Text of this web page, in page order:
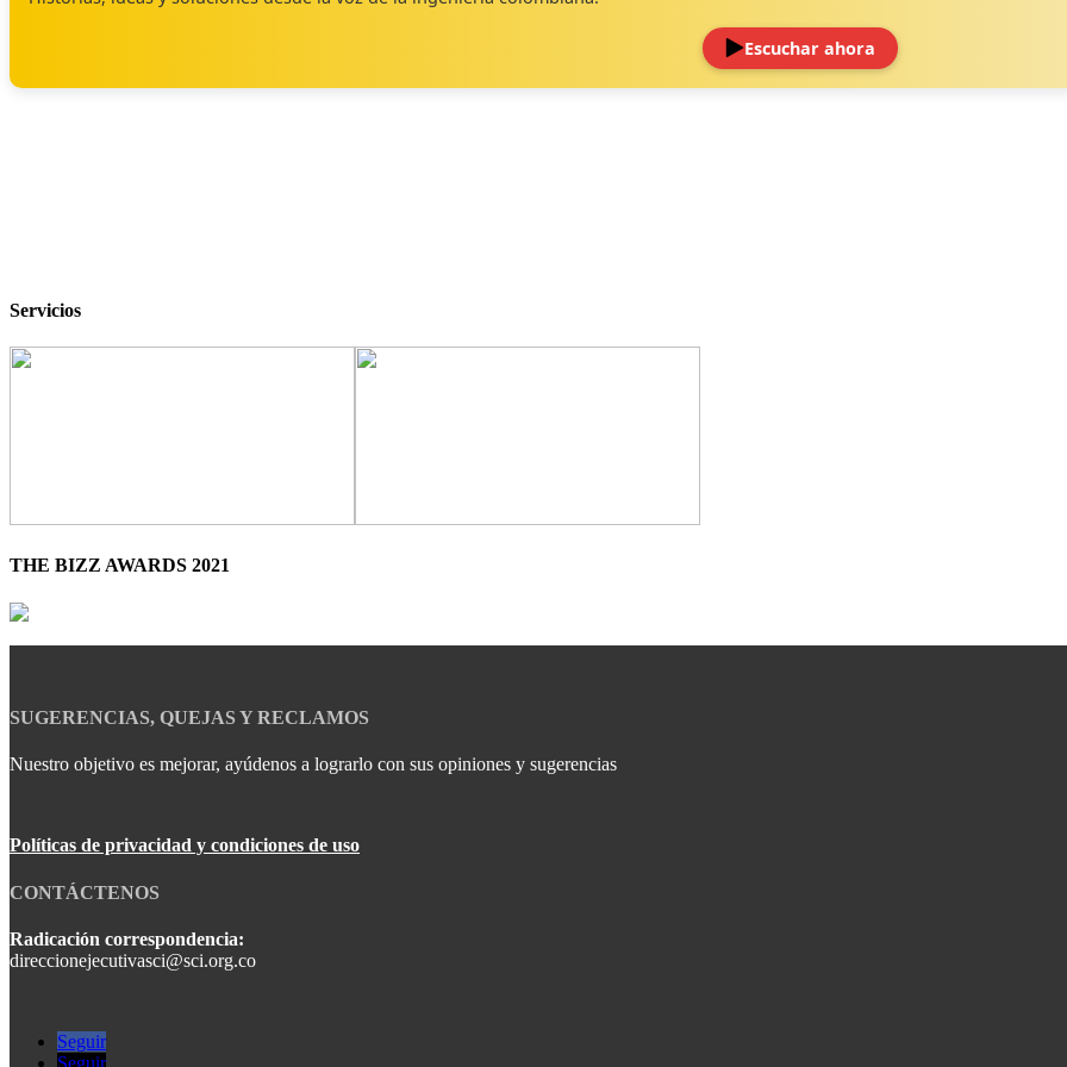
Escuchar ahora
Servicios
THE BIZZ AWARDS 2021
SUGERENCIAS, QUEJAS Y RECLAMOS
Nuestro objetivo es mejorar, ayúdenos a lograrlo con sus opiniones y sugerencias
Políticas de privacidad y condiciones de uso
CONTÁCTENOS
Radicación correspondencia:
direccionejecutivasci@sci.org.co
Seguir
Seguir